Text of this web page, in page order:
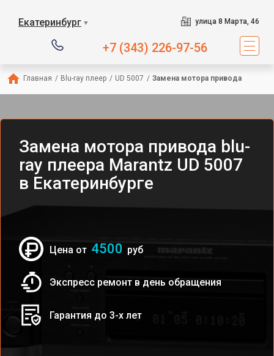
Екатеринбург ▼ улица 8 Марта, 46
+7 (343) 226-97-56
Главная / Blu-ray плеер / UD 5007 / Замена мотора привода
Замена мотора привода blu-
ray плеера Marantz UD 5007
в Екатеринбурге
Цена от 4500 руб
Экспресс ремонт в день обращения
Гарантия до 3-х лет